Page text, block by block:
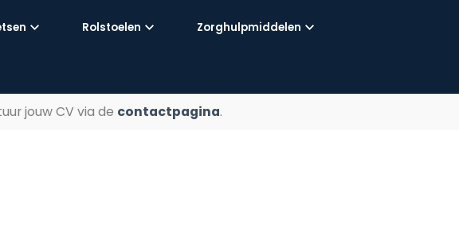
Rolstoelen Zorghulpmiddelen
jouw CV via de contactpagina.